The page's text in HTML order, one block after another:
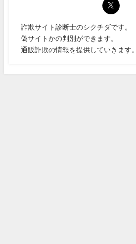
詐欺サイト診断士のシクチダです。
偽サイトかの判別ができます。
通販詐欺の情報を提供していきます。